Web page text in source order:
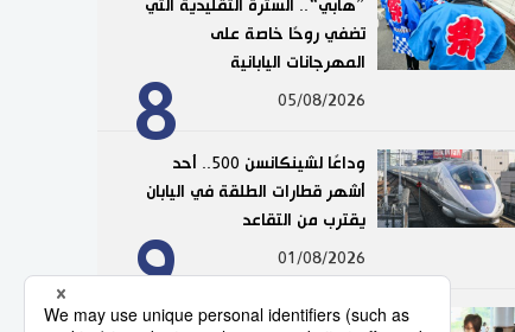
8
”هابي“.. السترة التقليدية التي
تضفي روحًا خاصة على
المهرجانات اليابانية
05/08/2026
9
وداعًا لشينكانسن 500.. أحد
أشهر قطارات الطلقة في اليابان
يقترب من التقاعد
01/08/2026
من الملاعب إلى الأحياء السكنية..